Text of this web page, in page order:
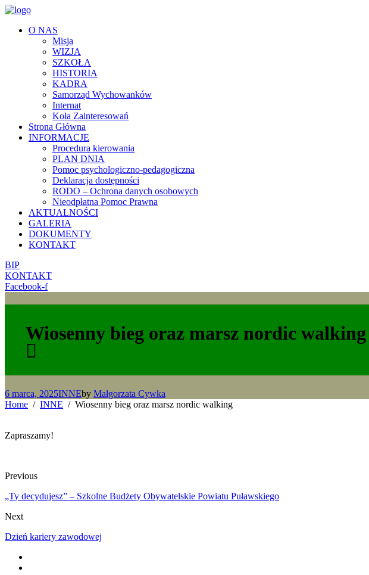
O NAS
Misja
WIZJA
SZKOŁA
HISTORIA
KADRA
Samorząd Wychowanków
Internat
Koła Zainteresowań
Strona Główna
INFORMACJE
Procedura kierowania
PLAN DNIA
Pomoc psychologiczno-pedagogiczna
Deklaracja dostępności
RODO – Ochrona danych osobowych
Nieodpłatna Pomoc Prawna
AKTUALNOŚCI
GALERIA
DOKUMENTY
KONTAKT
BIP
KONTAKT
Facebook-f
Wiosenny bieg oraz marsz nordic walking
6 marca, 2025INNEby Małgorzata Cywka
Home
INNE Wiosenny bieg oraz marsz nordic walking
Zapraszamy!
Previous
„Ty decydujesz” – Szkolne Budżety Obywatelskie Powiatu Puławskiego
Next
Dzień kariery zawodowej